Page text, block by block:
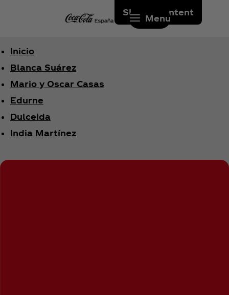
Skip to content
Menu
Inicio
Blanca Suárez
Mario y Oscar Casas
Edurne
Dulceida
India Martínez